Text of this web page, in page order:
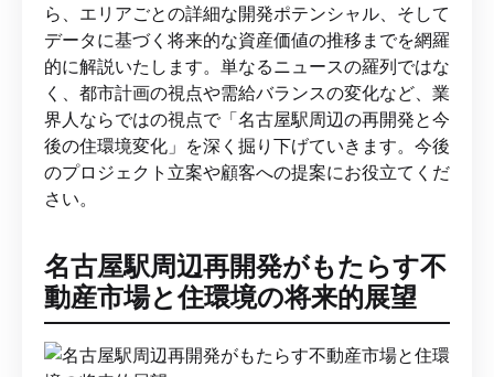
ら、エリアごとの詳細な開発ポテンシャル、そして
データに基づく将来的な資産価値の推移までを網羅
的に解説いたします。単なるニュースの羅列ではな
く、都市計画の視点や需給バランスの変化など、業
界人ならではの視点で「名古屋駅周辺の再開発と今
後の住環境変化」を深く掘り下げていきます。今後
のプロジェクト立案や顧客への提案にお役立てくだ
さい。
名古屋駅周辺再開発がもたらす不
動産市場と住環境の将来的展望